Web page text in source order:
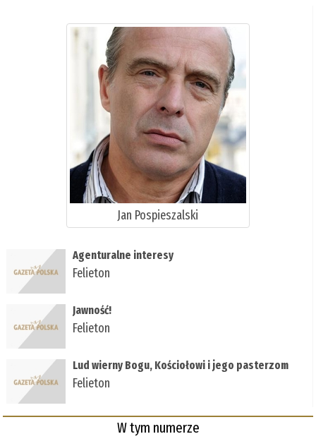
Jan Pospieszalski
Agenturalne interesy
Felieton
Jawność!
Felieton
Lud wierny Bogu, Kościołowi i jego pasterzom
Felieton
W tym numerze